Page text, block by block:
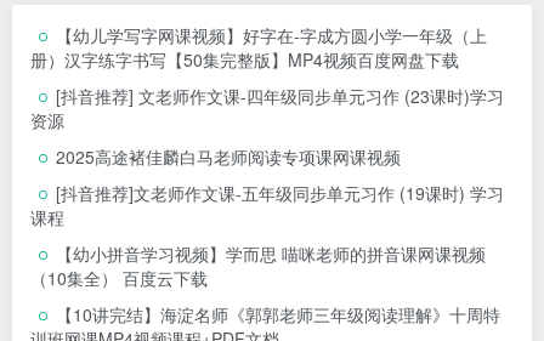
【幼儿学写字网课视频】好字在-字成方圆小学一年级（上
册）汉字练字书写【50集完整版】MP4视频百度网盘下载
[抖音推荐] 文老师作文课-四年级同步单元习作 (23课时)学习
资源
2025高途褚佳麟白马老师阅读专项课网课视频
[抖音推荐]文老师作文课-五年级同步单元习作 (19课时) 学习
课程
【幼小拼音学习视频】学而思 喵咪老师的拼音课网课视频
（10集全） 百度云下载
【10讲完结】海淀名师《郭郭老师三年级阅读理解》十周特